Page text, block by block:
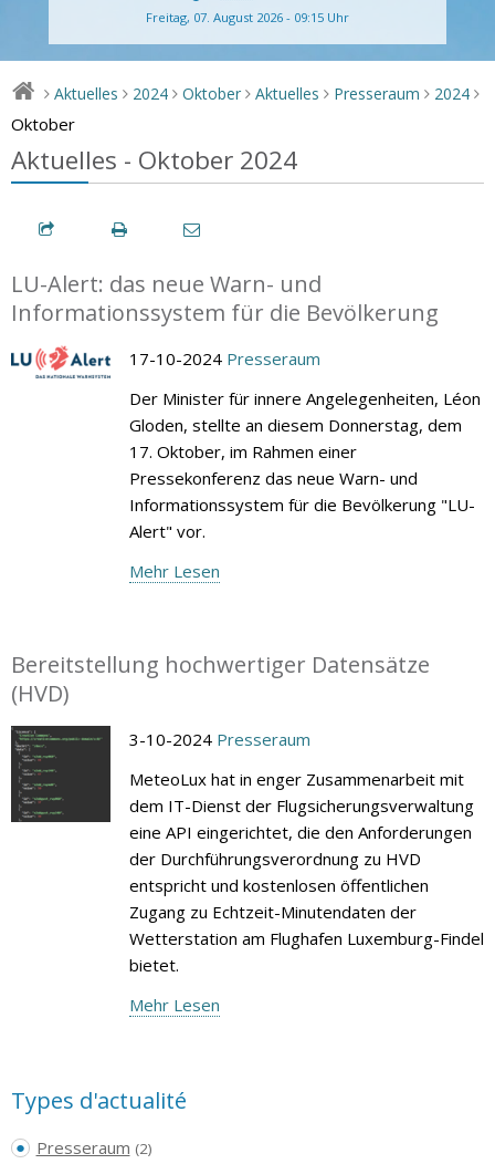
Freitag, 07. August 2026 - 09:15 Uhr
> Aktuelles > 2024 > Oktober > Aktuelles > Presseraum > 2024 >
Oktober
Aktuelles - Oktober 2024
LU-Alert: das neue Warn- und
Informationssystem für die Bevölkerung
17-10-2024 Presseraum
Der Minister für innere Angelegenheiten, Léon
Gloden, stellte an diesem Donnerstag, dem
17. Oktober, im Rahmen einer
Pressekonferenz das neue Warn- und
Informationssystem für die Bevölkerung "LU-
Alert" vor.
Mehr Lesen
Bereitstellung hochwertiger Datensätze
(HVD)
3-10-2024 Presseraum
MeteoLux hat in enger Zusammenarbeit mit
dem IT-Dienst der Flugsicherungsverwaltung
eine API eingerichtet, die den Anforderungen
der Durchführungsverordnung zu HVD
entspricht und kostenlosen öffentlichen
Zugang zu Echtzeit-Minutendaten der
Wetterstation am Flughafen Luxemburg-Findel
bietet.
Mehr Lesen
Types d'actualité
Presseraum (2)